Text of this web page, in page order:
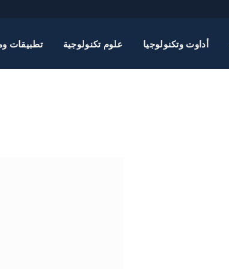
أداوت وتكنولوجيا علوم تكنولوجية تطبيقات